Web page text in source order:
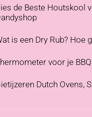
de Beste Houtskool
is een Dry Rub? Hoe
voor je
Dutch Ovens,